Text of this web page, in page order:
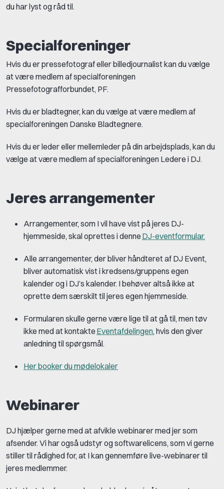
du har lyst og råd til.
Specialforeninger
Hvis du er pressefotograf eller billedjournalist kan du vælge
at være medlem af specialforeningen
Pressefotografforbundet, PF.
Hvis du er bladtegner, kan du vælge at være medlem af
specialforeningen Danske Bladtegnere.
Hvis du er leder eller mellemleder på din arbejdsplads, kan du
vælge at være medlem af specialforeningen Ledere i DJ.
Jeres arrangementer
Arrangementer, som I vil have vist på jeres DJ-
hjemmeside, skal oprettes i denne DJ-eventformular.
Alle arrangementer, der bliver håndteret af DJ Event,
bliver automatisk vist i kredsens/gruppens egen
kalender og i DJ’s kalender. I behøver altså ikke at
oprette dem særskilt til jeres egen hjemmeside.
Formularen skulle gerne være lige til at gå til, men tøv
ikke med at kontakte Eventafdelingen, hvis den giver
anledning til spørgsmål.
Her booker du mødelokaler
Webinarer
DJ hjælper gerne med at afvikle webinarer med jer som
afsender. Vi har også udstyr og softwarelicens, som vi gerne
stiller til rådighed for, at I kan gennemføre live-webinarer til
jeres medlemmer.